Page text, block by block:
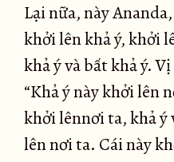
Lại nữa, này
khởi lên khả ý, khởi
khả ý và bất khả ý.
“Khả ý này khởi lên
khởi lênnơi ta, khả ý
lên nơi ta. Cái này